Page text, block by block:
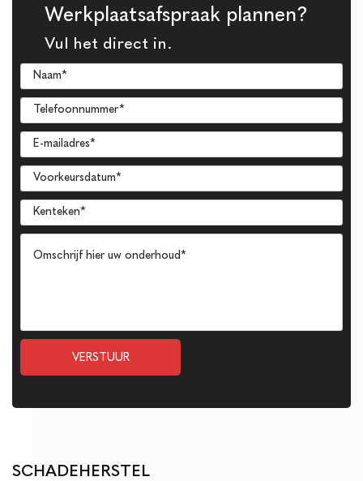
Werkplaatsafspraak plannen?
Vul het direct in.
VERSTUUR
SCHADEHERSTEL